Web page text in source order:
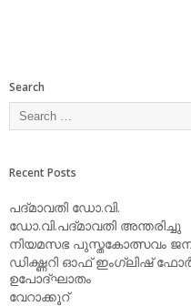
Search
Recent Posts
പദ്മാവതി ഡോ.വി.
ഡോ.വി.പദ്മാവതി അന്തരിച്ചു
നിയമസഭ പുസ്തകോത്സവം
ഡിക്ഷ്ണറി ഓഫ് ഇംഗ്ലിഷ്
ഉപോദ്ഘാതം
വേറാക്കൂറ്